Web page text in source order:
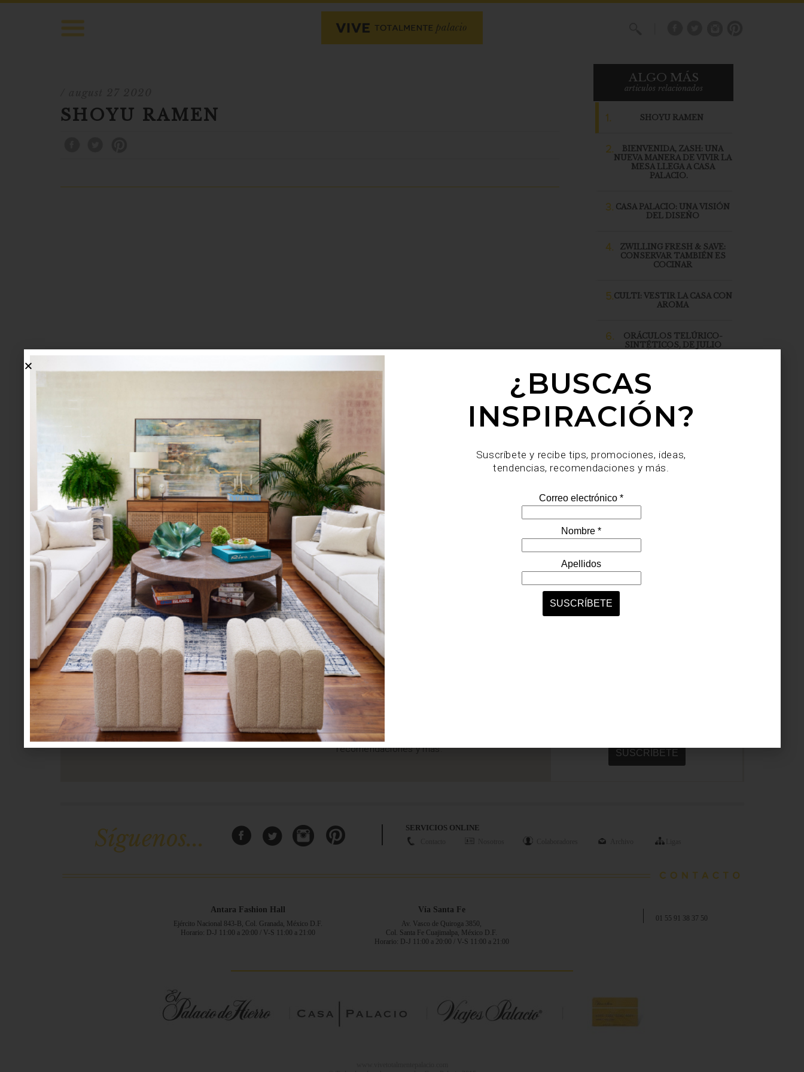
SHOYU RAMEN
ALGO MÁS
articulos relacionados
1. SHOYU RAMEN
2.
BIENVENIDA, ZASH: UNA
NUEVA MANERA DE VIVIR LA
MESA LLEGA A CASA
PALACIO.
3. CASA PALACIO: UNA VISIÓN
DEL DISEÑO
4.
ZWILLING FRESH & SAVE:
CONSERVAR TAMBIÉN ES
COCINAR
5.CULTI: VESTIR LA CASA CON
AROMA
6.
ORÁCULOS TELÚRICO-
SINTÉTICOS, DE JULIO
lo más nuevo
BIENVENIDA, ZASH: UNA
NUEVA MANERA DE VIVIR
LA MESA LLEGA A CASA
PALACIO.
mesa y cocina
august 05 2026
¿BUSCAS MÁS
INSPIRACIÓN?
Suscríbete y recibe tips, promociones, ideas, tendencias,
recomendaciones y más.
Síguenos... SERVICIOS ONLINE
Antara Fashion Hall
Ejército Nacional 843-B, Col. Granada, México D.F.
Horario: D-J 11:00 a 20:00 / V-S 11:00 a 21:00
Vía Santa Fe
Av. Vasco de Quiroga 3850,
Col. Santa Fe Cuajimalpa, México D.F.
Horario: D-J 11:00 a 20:00 / V-S 11:00 a 21:00
01 55 91 38 37 50
¿BUSCAS
INSPIRACIÓN?
Suscríbete y recibe tips, promociones, ideas,
tendencias, recomendaciones y más.